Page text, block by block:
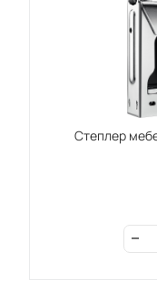
Степлер